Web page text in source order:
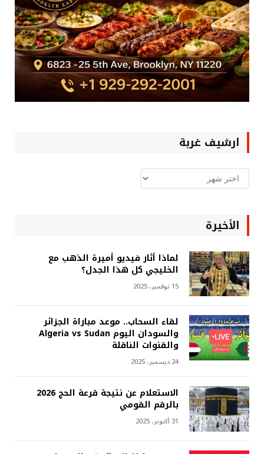
ارشيف غربة
ارشيف
غربة
الأخيرة
لماذا أثار فيديو أميرة الذهب مع
الخليجي كل هذا الجدل؟
15 نوفمبر، 2025
لقاء السحاب.. موعد مباراة الجزائر
والسودان اليوم Algeria vs Sudan
والقنوات الناقلة
24 ديسمبر، 2025
الاستعلام عن نتيجة قرعة الحج 2026
بالرقم القومي
31 أكتوبر، 2025